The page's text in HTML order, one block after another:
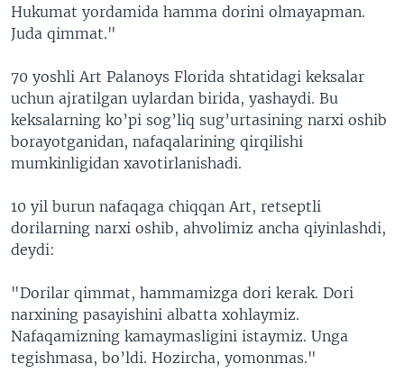
Hukumat yordamida hamma dorini olmayapman.
Juda qimmat."
70 yoshli Art Palanoys Florida shtatidagi keksalar
uchun ajratilgan uylardan birida, yashaydi. Bu
keksalarning ko’pi sog’liq sug’urtasining narxi oshib
borayotganidan, nafaqalarining qirqilishi
mumkinligidan xavotirlanishadi.
10 yil burun nafaqaga chiqqan Art, retseptli
dorilarning narxi oshib, ahvolimiz ancha qiyinlashdi,
deydi:
"Dorilar qimmat, hammamizga dori kerak. Dori
narxining pasayishini albatta xohlaymiz.
Nafaqamizning kamaymasligini istaymiz. Unga
tegishmasa, bo’ldi. Hozircha, yomonmas."